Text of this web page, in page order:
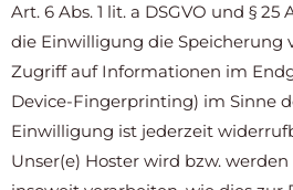
Art. 6 Abs. 1 lit. a DSGVO und § 25
die Einwilligung die Speicherung
Zugriff auf Informationen im
Device-Fingerprinting) im Sinne
Einwilligung ist jederzeit
Unser(e) Hoster wird bzw.